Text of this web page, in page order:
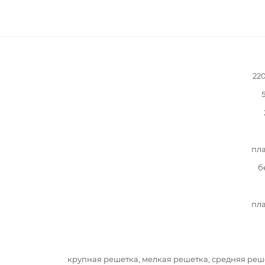
крупная решетка, мелкая решетка, средняя